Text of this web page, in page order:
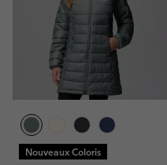
Nouveaux Coloris